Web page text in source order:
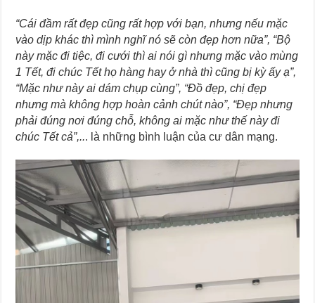
“Cái đầm rất đẹp cũng rất hợp với bạn, nhưng nếu mặc
vào dịp khác thì mình nghĩ nó sẽ còn đẹp hơn nữa”, “Bộ
này mặc đi tiệc, đi cưới thì ai nói gì nhưng mặc vào mùng
1 Tết, đi chúc Tết họ hàng hay ở nhà thì cũng bị kỳ ấy ạ”,
“Mặc như này ai dám chụp cùng”, “Đồ đẹp, chị đẹp
nhưng mà không hợp hoàn cảnh chút nào”, “Đẹp nhưng
phải đúng nơi đúng chỗ, không ai mặc như thế này đi
chúc Tết cả”,... là những bình luận của cư dân mạng.